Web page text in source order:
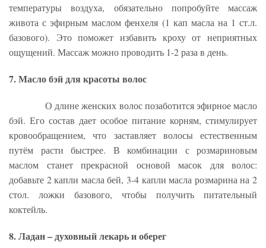
температуры воздуха, обязательно попробуйте массаж
живота с эфирным маслом фенхеля (1 кап масла на 1 ст.л.
базового). Это поможет избавить кроху от неприятных
ощущений. Массаж можно проводить 1-2 раза в день.
7. Масло бэй для красоты волос
О длине женских волос позаботится эфирное масло
бэй. Его состав дает особое питание корням, стимулирует
кровообращением, что заставляет волосы естественным
путём расти быстрее. В комбинации с розмариновым
маслом станет прекрасной основой масок для волос:
добавьте 2 капли масла бей, 3-4 капли масла розмарина на 2
стол. ложки базового, чтобы получить питательный
коктейль.
8. Ладан – духовный лекарь и оберег